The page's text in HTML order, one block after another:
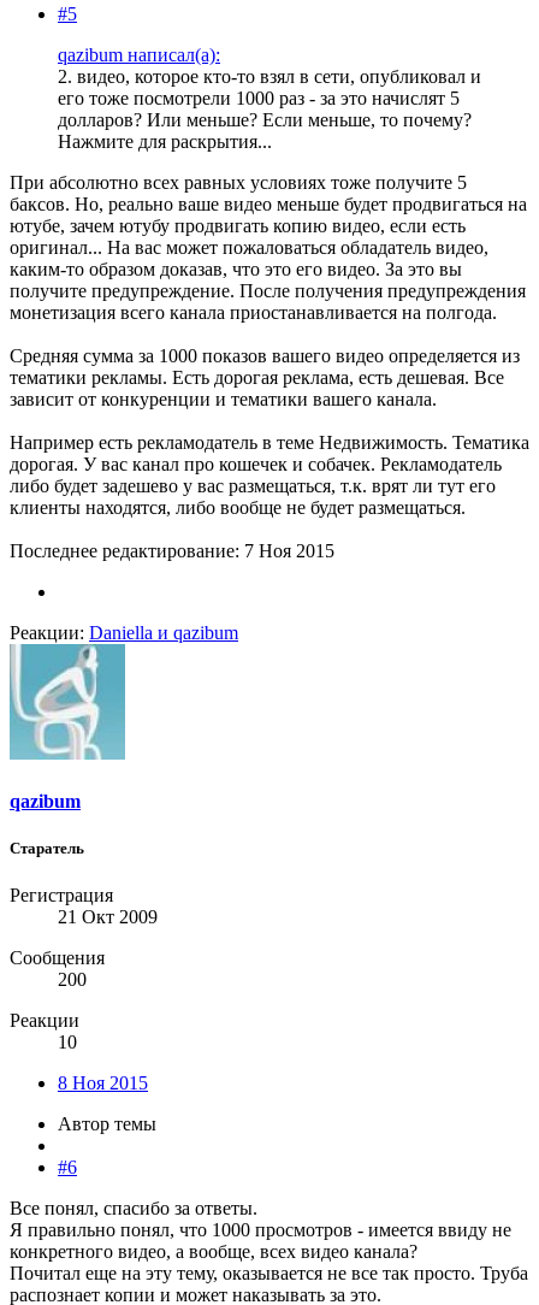
#5
qazibum написал(а):
2. видео, которое кто-то взял в сети, опубликовал и
его тоже посмотрели 1000 раз - за это начислят 5
долларов? Или меньше? Если меньше, то почему?
Нажмите для раскрытия...
При абсолютно всех равных условиях тоже получите 5
баксов. Но, реально ваше видео меньше будет продвигаться на
ютубе, зачем ютубу продвигать копию видео, если есть
оригинал... На вас может пожаловаться обладатель видео,
каким-то образом доказав, что это его видео. За это вы
получите предупреждение. После получения предупреждения
монетизация всего канала приостанавливается на полгода.
Средняя сумма за 1000 показов вашего видео определяется из
тематики рекламы. Есть дорогая реклама, есть дешевая. Все
зависит от конкуренции и тематики вашего канала.
Например есть рекламодатель в теме Недвижимость. Тематика
дорогая. У вас канал про кошечек и собачек. Рекламодатель
либо будет задешево у вас размещаться, т.к. врят ли тут его
клиенты находятся, либо вообще не будет размещаться.
Последнее редактирование: 7 Ноя 2015
Реакции: Daniella и qazibum
qazibum
Старатель
Регистрация
21 Окт 2009
Сообщения
200
Реакции
10
8 Ноя 2015
Автор темы
#6
Все понял, спасибо за ответы.
Я правильно понял, что 1000 просмотров - имеется ввиду не
конкретного видео, а вообще, всех видео канала?
Почитал еще на эту тему, оказывается не все так просто. Труба
распознает копии и может наказывать за это.